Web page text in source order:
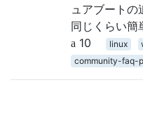
ュアブートの
同じくらい簡
10
linux
community-faq-